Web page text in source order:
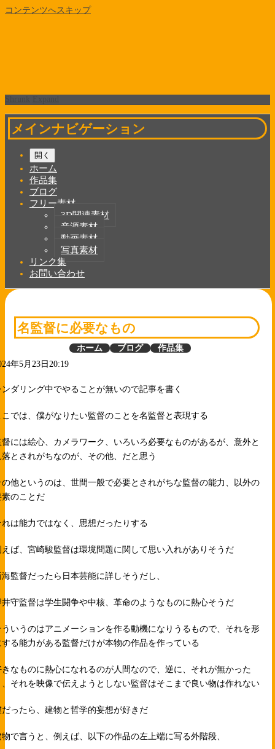
コンテンツへスキップ
メインナビゲーション
開く
ホーム
作品集
ブログ
フリー素材
3D関連素材
音源素材
動画素材
写真素材
リンク集
お問い合わせ
名監督に必要なもの
ホーム ブログ
作品集
年5月23日20:19
ンダリング中でやることが無いので記事を書く
こでは、僕がなりたい監督のことを名監督と表現する
督には絵心、カメラワーク、いろいろ必要なものがあるが、意外と
落とされがちなのが、その他、だと思う
の他というのは、世間一般で必要とされがちな監督の能力、以外の
素のことだ
れは能力ではなく、思想だったりする
えば、宮崎駿監督は環境問題に関して思い入れがありそうだ
海監督だったら日本芸能に詳しそうだし、
井守監督は学生闘争や中核、革命のようなものに熱心そうだ
ういうのはアニメーションを作る動機になりうるもので、それを形
する能力がある監督だけが本物の作品を作っている
きなものに熱心になれるのが人間なので、逆に、それが無かった
、それを映像で伝えようとしない監督はそこまで良い物は作れない
だったら、建物と哲学的妄想が好きだ
物で言うと、例えば、以下の作品の左上端に写る外階段、